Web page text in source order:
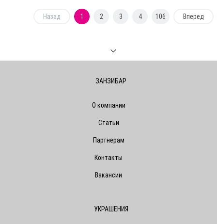
Назад 1 2 3 4 106 Вперед
ЗАНЗИБАР
О компании
Статьи
Партнерам
Контакты
Вакансии
УКРАШЕНИЯ